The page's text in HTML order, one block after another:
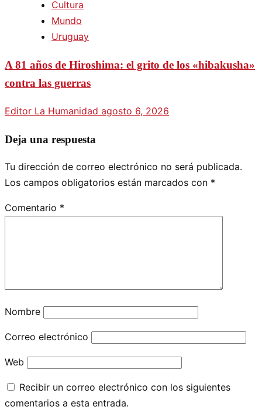
Cultura
Mundo
Uruguay
A 81 años de Hiroshima: el grito de los «hibakusha»
contra las guerras
Editor La Humanidad agosto 6, 2026
Deja una respuesta
Tu dirección de correo electrónico no será publicada.
Los campos obligatorios están marcados con *
Comentario *
Nombre
Correo electrónico
Web
Recibir un correo electrónico con los siguientes
comentarios a esta entrada.